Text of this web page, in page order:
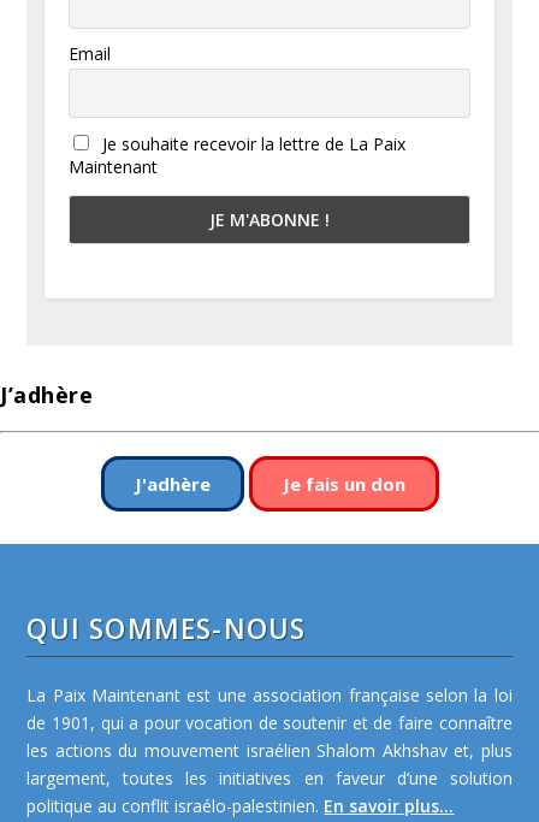
Email
Je souhaite recevoir la lettre de La Paix
Maintenant
J’adhère
J'adhère Je fais un don
QUI SOMMES-NOUS
La Paix Maintenant est une association française selon la loi
de 1901, qui a pour vocation de soutenir et de faire connaître
les actions du mouvement israélien Shalom Akhshav et, plus
largement, toutes les initiatives en faveur d’une solution
politique au conflit israélo-palestinien. En savoir plus...